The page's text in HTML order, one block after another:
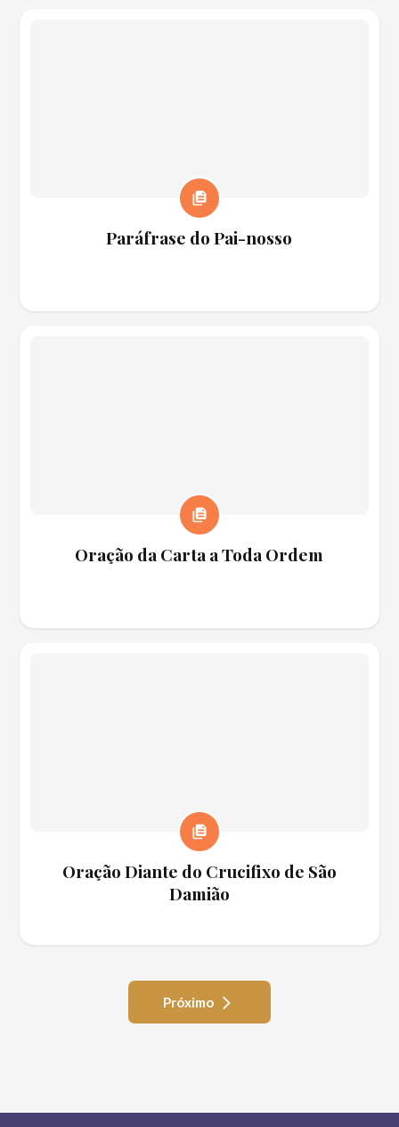
Paráfrase do Pai-nosso
Oração da Carta a Toda Ordem
Oração Diante do Crucifixo de São
Damião
Próximo